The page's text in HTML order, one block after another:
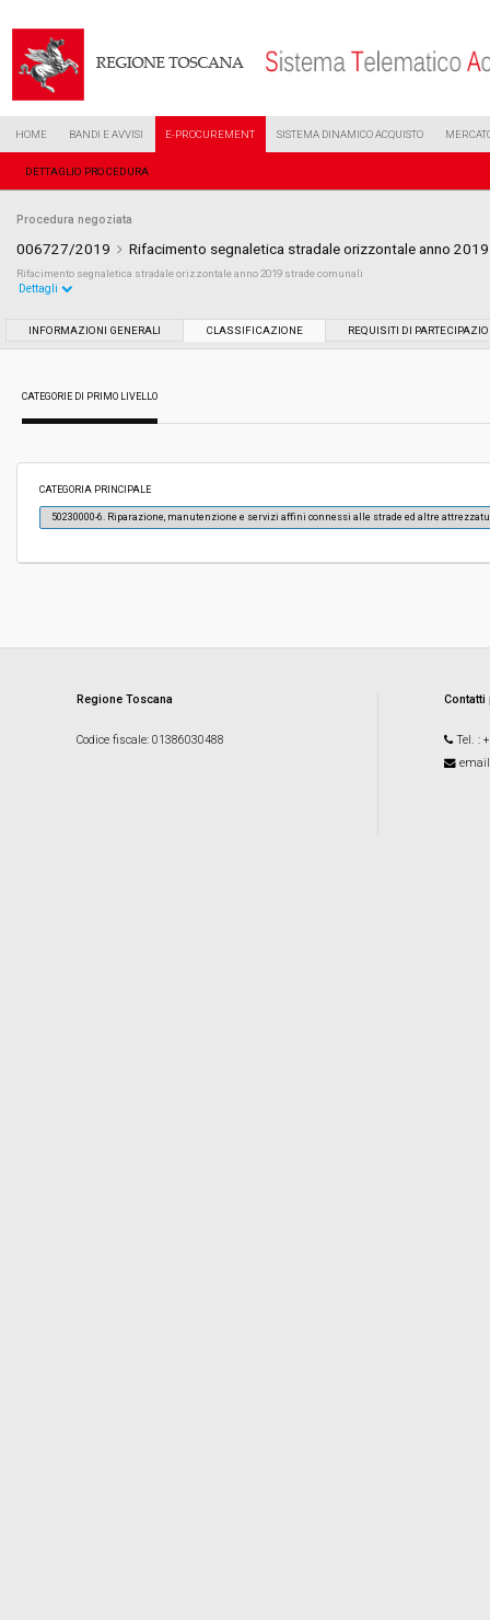
HOME BANDI E AVVISI E-PROCUREMENT SISTEMA DINAMICO ACQUISTO
DETTAGLIO PROCEDURA
Procedura negoziata
006727/2019 Rifacimento segnaletica stradale orizzontale anno 2019
Rifacimento segnaletica stradale orizzontale anno 2019 strade comunali
Data pubblicazione: 02/04/2019 10:24
Dettagli
INFORMAZIONI GENERALI CLASSIFICAZIONE REQUISITI DI
CATEGORIE DI PRIMO LIVELLO
CATEGORIA PRINCIPALE
50230000-6. Riparazione, manutenzione e servizi affini connessi alle strade ed altre
Regione Toscana
Codice fiscale: 01386030488 Tel. :
email